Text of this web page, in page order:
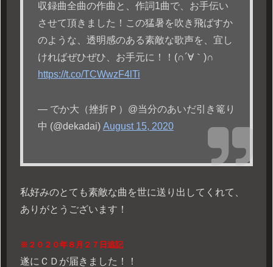
収録曲全曲の作曲と、作詞1曲で、お手伝い
させて頂きました！この猛暑を吹き飛ばすか
のような、透明感のある素敵な歌声を、宜し
ければぜひぜひ、お手元に！！(∩´∀｀)∩
https://t.co/TCWwzF4lTi
— でか大（挫折Ｐ）@当分のあいだ引き篭り
中 (@dekadai) August 15, 2020
私好みのとても素敵な曲を世に送り出してくれて、
ありがとうございます！
※２０２０年８月２７日追記
遂にＣＤが届きました！！